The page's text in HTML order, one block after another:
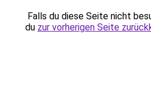
Falls du diese Seite nicht
du zur vorherigen Seite